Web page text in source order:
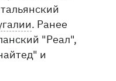
. Ранее
"Реал",
и